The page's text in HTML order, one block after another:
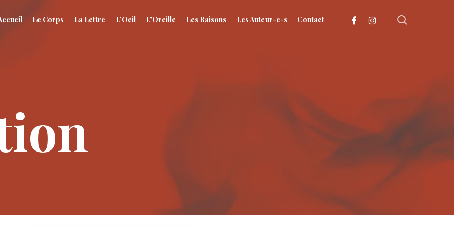
Le Corps La Lettre L’Oeil L’Oreille Les Raisons Les Auteur-e-s Contact facebookinstagram